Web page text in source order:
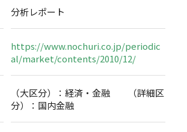
分析レポート
https://www.nochuri.co.jp/periodic
al/market/contents/2010/12/
（大区分）：経済・金融 （詳細区
分）：国内金融